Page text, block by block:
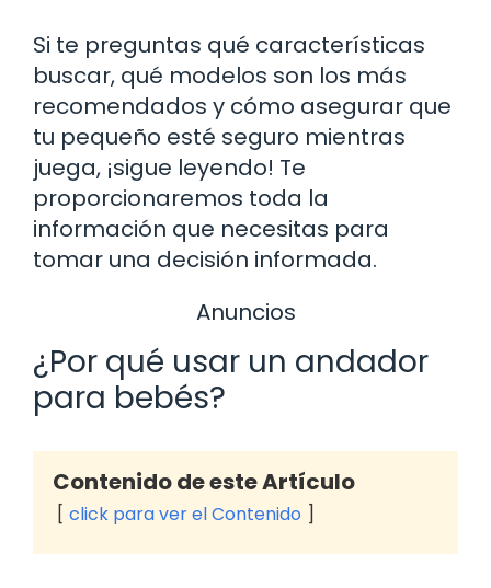
Si te preguntas qué características
buscar, qué modelos son los más
recomendados y cómo asegurar que
tu pequeño esté seguro mientras
juega, ¡sigue leyendo! Te
proporcionaremos toda la
información que necesitas para
tomar una decisión informada.
Anuncios
¿Por qué usar un andador
para bebés?
Contenido de este Artículo
click para ver el Contenido